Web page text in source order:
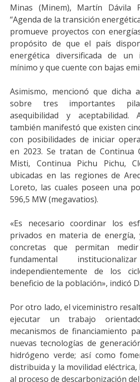
Minas (Minem), Martín Dávila
“Agenda de la transición
promueve proyectos con
propósito de que el país
energética diversificada de un
mínimo y que cuente con bajas
Asimismo, mencionó que dicha
sobre tres importantes
asequibilidad y aceptabilidad.
también manifestó que existen
con posibilidades de iniciar
en 2023. Se tratan de Continua
Misti, Continua Pichu Pichu,
ubicadas en las regiones de
Loreto, las cuales poseen una
596,5 MW (megavatios).
«Es necesario coordinar los
privados en materia de energía,
concretas que permitan
fundamental
independientemente de los
beneficio de la población», indicó
Por otro lado, el viceministro
ejecutar un trabajo
mecanismos de financiamiento
nuevas tecnologías de
hidrógeno verde; así como
distribuida y la movilidad eléctrica,
al proceso de descarbonización